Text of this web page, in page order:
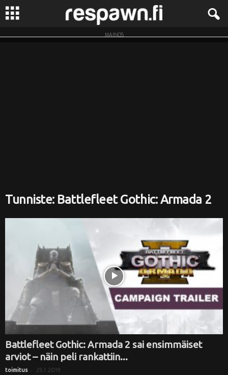
R
MAINOS
Tunniste: Battlefleet Gothic: Armada 2
Battlefleet Gothic: Armada 2 sai ensimmäiset
arviot – näin peli rankattiin...
toimitus - 25.1.2019